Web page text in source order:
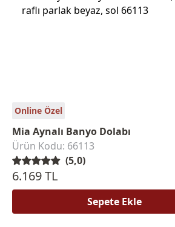
Online Özel
Mia Aynalı Banyo Dolabı
Ürün Kodu: 66113
(5,0)
6.169 TL
Sepete Ekle